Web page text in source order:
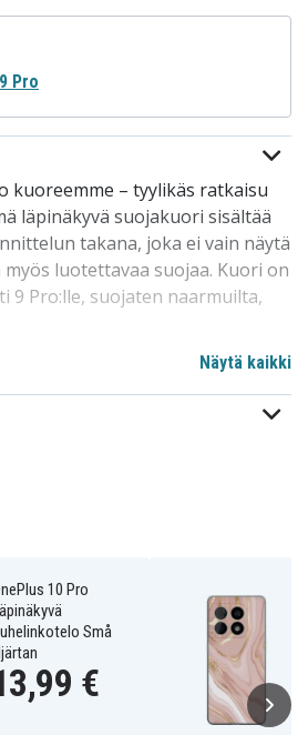
kuoreemme – tyylikäs ratkaisu
läpinäkyvä suojakuori sisältää
takana, joka ei vain näytä
luotettavaa suojaa. Kuori on
9 Pro:lle, suojaten naarmuilta,
on teräväreunaton ja helppo
ilman
vahinkojen riskiä. Tämä
kuori pärjää hyvin kilpailussa.
suojaamiseen perheen
9 Pro:lle, yhteensopiva
kanssa.
on huolellisesti muotoiltu
Näytä kaikki
Pro
10 Pro
Små
€